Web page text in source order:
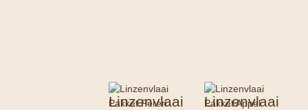
Linzenvlaai
Linzenvlaai